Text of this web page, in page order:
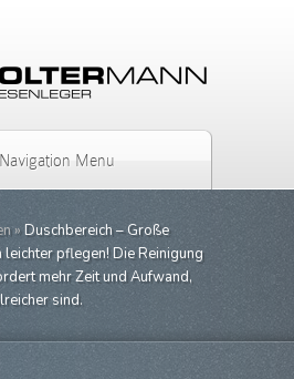
Navigation Menu
» Duschbereich – Große
leichter pflegen! Die Reinigung
mehr Zeit und Aufwand,
sind.